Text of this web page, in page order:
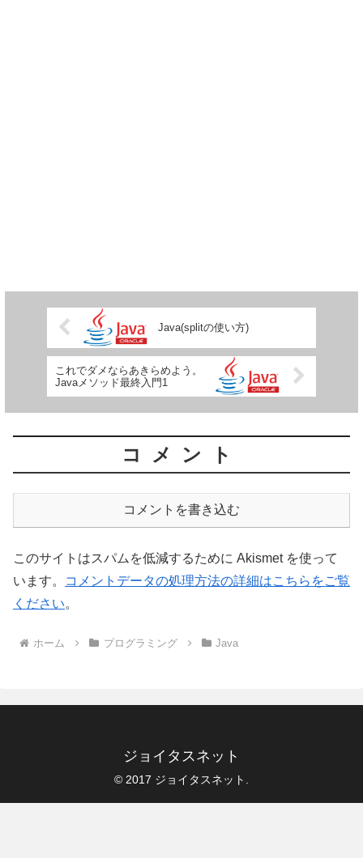
Java(splitの使い方)
これでダメならあきらめよう。
Javaメソッド最終入門1
コメント
コメントを書き込む
このサイトはスパムを低減するために Akismet を使って
います。
コメントデータの処理方法の詳細はこちらをご覧
ください。
ホーム プログラミング Java
ジョイタスネット
© 2017 ジョイタスネット.